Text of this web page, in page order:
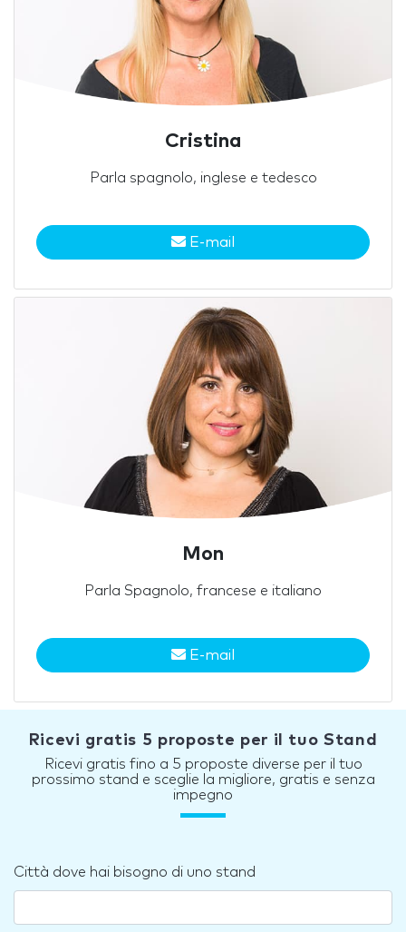
Cristina
Parla spagnolo, inglese e tedesco
E-mail
Mon
Parla Spagnolo, francese e italiano
E-mail
Ricevi gratis 5 proposte per il tuo Stand
Ricevi gratis fino a 5 proposte diverse per il tuo
prossimo stand e sceglie la migliore, gratis e senza
impegno
Città dove hai bisogno di uno stand